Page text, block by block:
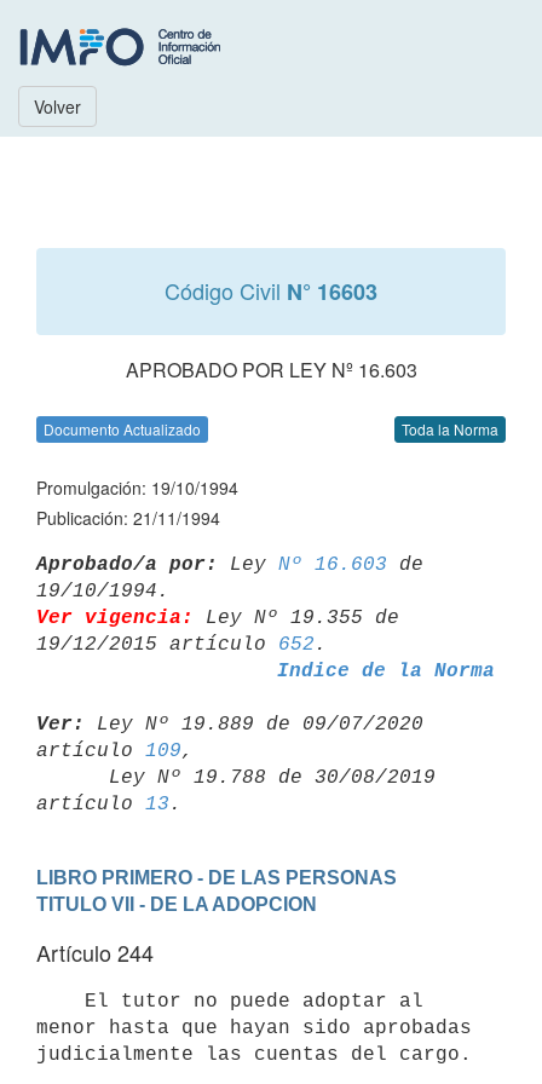
Volver
Código Civil N° 16603
APROBADO POR LEY Nº 16.603
Documento Actualizado Toda la Norma
Promulgación: 19/10/1994
Publicación: 21/11/1994
Aprobado/a por: Ley Nº 16.603 de
Ver vigencia:
Ley Nº 19.355 de
19/12/2015 artículo 652
Indice de la Norma
Ver:
Ley Nº 19.889 de 09/07/2020
artículo 109,
artículo 13
LIBRO PRIMERO - DE LAS PERSONAS
TITULO VII - DE LA ADOPCION
Artículo 244
menor hasta que hayan sido aprobadas